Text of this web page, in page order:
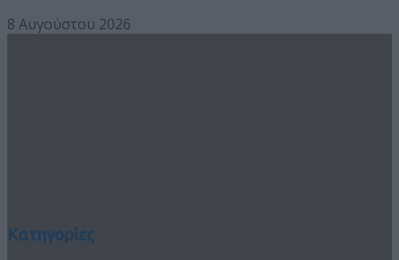
8 Αυγούστου 2026
Κατηγορίες